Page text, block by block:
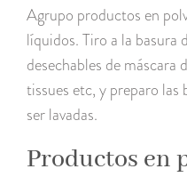
Agrupo productos en
líquidos. Tiro a la basura
desechables de máscara
tissues etc, y preparo las
ser lavadas.
Productos en